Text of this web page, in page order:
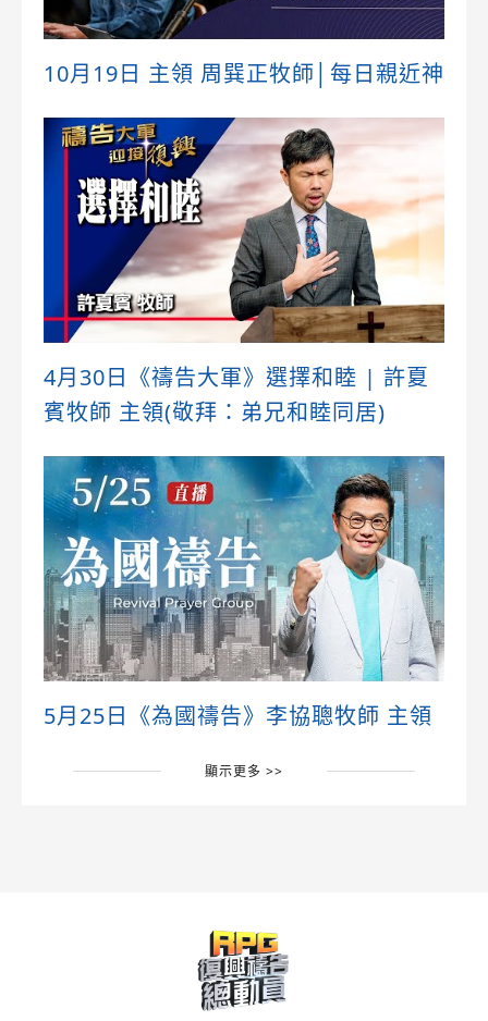
10月19日 主領 周巽正牧師│每日親近神
4月30日《禱告大軍》選擇和睦 | 許夏
賓牧師 主領(敬拜：弟兄和睦同居)
5月25日《為國禱告》李協聰牧師 主領
顯示更多 >>